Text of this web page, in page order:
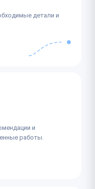
детали и
и
работы.